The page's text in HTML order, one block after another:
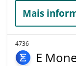
Mais
4736
E